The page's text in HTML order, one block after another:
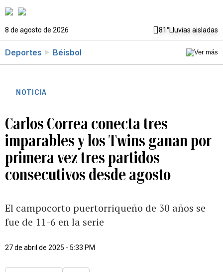
8 de agosto de 2026 81°Lluvias aisladas
Deportes Béisbol
NOTICIA
Carlos Correa conecta tres
imparables y los Twins ganan por
primera vez tres partidos
consecutivos desde agosto
El campocorto puertorriqueño de 30 años se
fue de 11-6 en la serie
27 de abril de 2025 - 5:33 PM